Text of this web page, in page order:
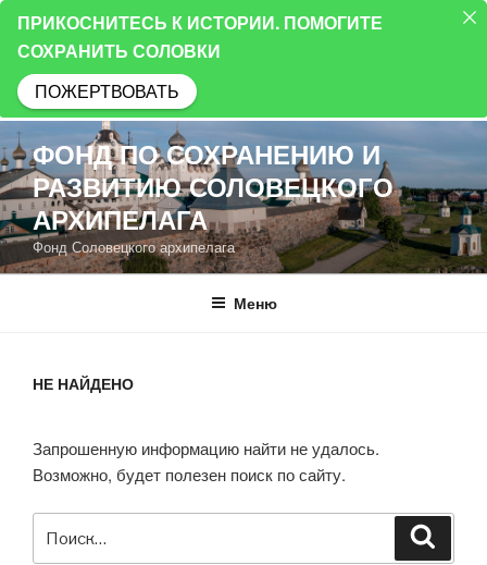
Перейти
к
содержимому
ФОНД ПО СОХРАНЕНИЮ И
РАЗВИТИЮ СОЛОВЕЦКОГО
АРХИПЕЛАГА
Фонд Соловецкого архипелага
Меню
НЕ НАЙДЕНО
Запрошенную информацию найти не удалось.
Возможно, будет полезен поиск по сайту.
ПРИКОСНИТЕСЬ К ИСТОРИИ. ПОМОГИТЕ
СОХРАНИТЬ СОЛОВКИ
ПОЖЕРТВОВАТЬ